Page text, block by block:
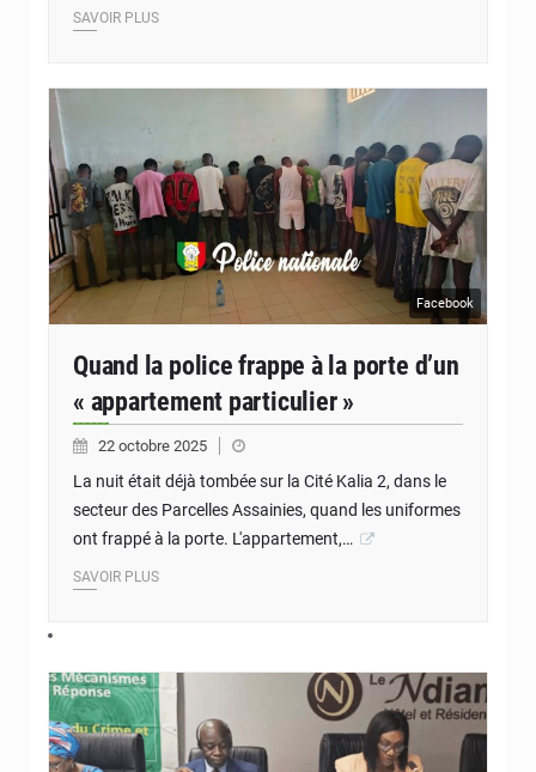
SAVOIR PLUS
Facebook
Quand la police frappe à la porte d’un
« appartement particulier »
22 octobre 2025
La nuit était déjà tombée sur la Cité Kalia 2, dans le
secteur des Parcelles Assainies, quand les uniformes
ont frappé à la porte. L'appartement,…
SAVOIR PLUS